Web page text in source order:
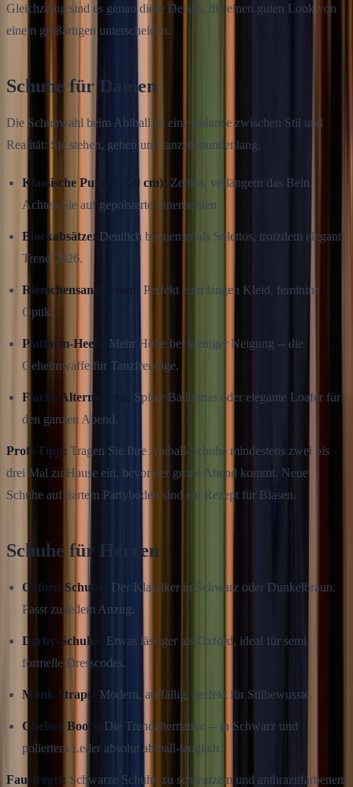
Gleichzeitig sind es genau diese Details, die einen guten Look von
einem großartigen unterscheiden.
Schuhe für Damen
Die Schuhwahl beim Abiball ist eine Balance zwischen Stil und
Realität: Sie stehen, gehen und tanzen stundenlang.
Klassische Pumps (7-9 cm): Zeitlos, verlängern das Bein.
Achten Sie auf gepolsterte Innensohlen.
Blockabsätze: Deutlich bequemer als Stilettos, trotzdem elegant.
Trend 2026.
Riemchensandaletten:
Perfekt zum langen Kleid, feminine
Optik.
Platform-Heels:
Mehr Höhe bei weniger Neigung -- die
Geheimwaffe für Tanzfreudige.
Flache Alternativen:
Spitze Ballerinas oder elegante Loafer für
den ganzen Abend.
Profi-Tipp: Tragen Sie Ihre Abiball-Schuhe mindestens zwei bis
drei Mal zu Hause ein, bevor der große Abend kommt. Neue
Schuhe auf hartem Partyboden sind ein Rezept für Blasen.
Schuhe für Herren
Oxford-Schuhe:
Der Klassiker in Schwarz oder Dunkelbraun.
Passt zu jedem Anzug.
Derby-Schuhe:
Etwas lässiger als Oxford, ideal für semi-
formelle Dresscodes.
Monk Straps: Modern, auffällig, perfekt für Stilbewusste.
Chelsea Boots:
Die Trendalternative -- in Schwarz und
poliertem Leder absolut abiball-tauglich.
Faustregel: Schwarze Schuhe zu schwarzem und anthrazitfarbenem